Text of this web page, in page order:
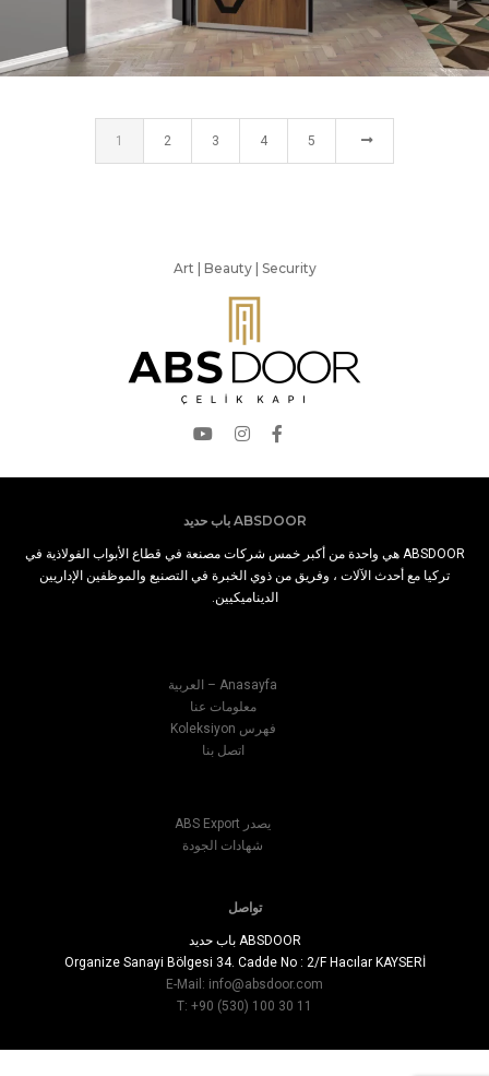
ÇELIK KAPI
1 2 3 4 5
Art | Beauty | Security
ABSDOOR باب حديد
ABSDOOR هي واحدة من أكبر خمس شركات مصنعة في قطاع الأبواب الفولاذية في
تركيا مع أحدث الآلات ، وفريق من ذوي الخبرة في التصنيع والموظفين الإداريين
الديناميكيين.
Anasayfa – العربية
معلومات عنا
فهرس Koleksiyon
اتصل بنا
يصدر ABS Export
شهادات الجودة
تواصل
ABSDOOR باب حديد
Organize Sanayi Bölgesi 34. Cadde No : 2/F Hacılar KAYSERİ
E-Mail: info@absdoor.com
T: +90 (530) 100 30 11